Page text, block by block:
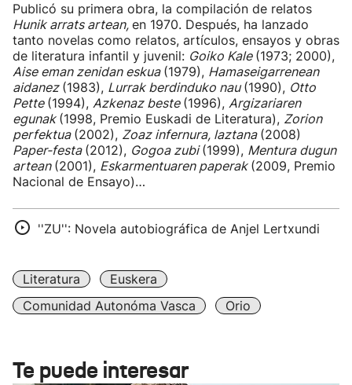
Publicó su primera obra, la compilación de relatos
Hunik arrats artean, en 1970. Después, ha lanzado
tanto novelas como relatos, artículos, ensayos y obras
de literatura infantil y juvenil: Goiko Kale (1973; 2000),
Aise eman zenidan eskua (1979), Hamaseigarrenean
aidanez (1983), Lurrak berdinduko nau(1990), Otto
Pette (1994), Azkenaz beste (1996), Argizariaren
egunak (1998, Premio Euskadi de Literatura), Zorion
perfektua (2002), Zoaz infernura, laztana (2008)
Paper-festa (2012), Gogoa zubi(1999), Mentura dugun
artean (2001), Eskarmentuaren paperak (2009, Premio
Nacional de Ensayo)…
''ZU'': Novela autobiográfica de Anjel Lertxundi
Literatura
Euskera
Comunidad Autonóma Vasca
Orio
Te puede interesar